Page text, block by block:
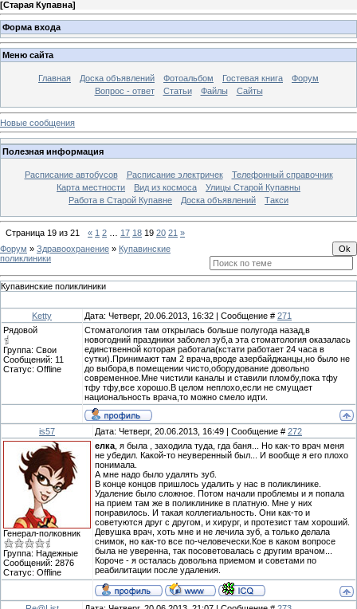
[Старая Купавна]
Форма входа
Меню сайта
Главная Доска объявлений Фотоальбом Гостевая книга
Форум
Вопрос - ответ
Статьи Файлы Сайты
Новые сообщения
Полезная информация
Расписание автобусов Расписание электричек
Телефонный справочник
Карта местности
Вид из космоса
Улицы Старой Купавны
Работа в Старой Купавне
Доска объявлений Такси
Страница 19 из 21 « 1 2 17 18 19 20 21 »
Форум » Здравоохранение » Купавинские
поликлиники
Купавинские поликлиники
Ketty Дата: Четверг, 20.06.2013, 16:32 | Сообщение # 271
Рядовой
Группа: Свои
Сообщений: 11
Статус: Offline
Стоматология там открылась больше полугода назад,в
новогодний праздники заболел зуб,а эта стоматология оказалась
единственной которая работала(кстати работает 24 часа в
сутки).Принимают там 2 врача,вроде азербайджанцы,но было не
до выбора,в помещении чисто,оборудование довольно
современное.Мне чистили каналы и ставили пломбу,пока тфу
тфу тфу,все хорошо.В целом неплохо,если не смущает
национальность врача,то можно смело идти.
is57 Дата: Четверг, 20.06.2013, 16:49 | Сообщение # 272
Генерал-полковник
Группа: Надежные
Сообщений: 2876
Статус: Offline
елка , я была , заходила туда, гда баня... Но как-то врач меня
не убедил. Какой-то неуверенный был... И вообще я его плохо
понимала.
А мне надо было удалять зуб.
В конце концов пришлось удалить у нас в поликлинике.
Удаление было сложное. Потом начали проблемы и я попала
на прием там же в поликлинике в платную. Мне у них
понравилось. И такая коллегиальность. Они как-то и
советуются друг с другом, и хирург, и протезист там хороший.
Девушка врач, хоть мне и не лечила зуб, а только делала
снимок, но как-то все по-человечески.Кое в каком вопросе
была не уверенна, так посоветовалась с другим врачом...
Короче - я осталась довольна приемом и советами по
реабилитации после удаления.